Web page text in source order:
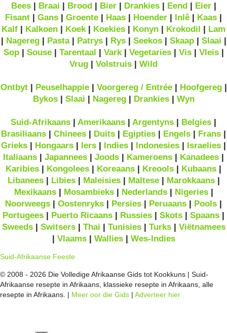
Bees| Braai | Brood| Bier| Drankies| Eend| Eier|
Fisant | Gans | Groente | Haas | Hoender | Inlê | Kaas |
Kalf | Kalkoen | Koek | Koekies | Konyn | Krokodil | Lam
| Nagereg| Pasta| Patrys| Rys| Seekos| Skaap| Slaai |
Sop| Souse| Tarentaal | Vark| Vegetaries| Vis| Vleis|
Vrug | Volstruis | Wild
Ontbyt| Peuselhappie| Voorgereg / Entrée| Hoofgereg|
Bykos| Slaai | Nagereg| Drankies| Wyn
Suid-Afrikaans | Amerikaans | Argentyns | Belgies |
Brasiliaans | Chinees | Duits | Egipties | Engels | Frans |
Grieks | Hongaars | Iers | Indies | Indonesies | Israelies |
Italiaans | Japannees | Joods | Kameroens | Kanadees |
Karibies | Kongolees | Koreaans | Kreools | Kubaans |
Libanees| Libies| Maleisies| Maltese| Marokkaans|
Mexikaans| Mosambieks| Nederlands| Nigeries|
Noorweegs | Oostenryks | Persies | Peruaans | Pools |
Portugees | Puerto Ricaans | Russies | Skots | Spaans |
Sweeds| Switsers| Thai | Tunisies| Turks| Viëtnamees
| Vlaams| Wallies| Wes-Indies
Suid-Afrikaanse Feeste
© 2008 - 2026 Die Volledige Afrikaanse Gids tot Kookkuns | Suid-
Afrikaanse resepte in Afrikaans, klassieke resepte in Afrikaans, alle
resepte in Afrikaans. | Meer oor die Gids | Adverteer hier